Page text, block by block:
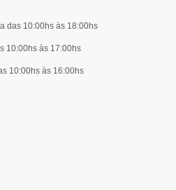
das 10:00hs às 18:00hs
10:00hs às 17:00hs
10:00hs às 16:00hs